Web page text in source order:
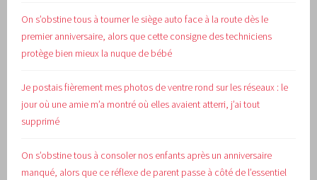
On s’obstine tous à tourner le siège auto face à la route dès le
premier anniversaire, alors que cette consigne des techniciens
protège bien mieux la nuque de bébé
Je postais fièrement mes photos de ventre rond sur les réseaux : le
jour où une amie m’a montré où elles avaient atterri, j’ai tout
supprimé
On s’obstine tous à consoler nos enfants après un anniversaire
manqué, alors que ce réflexe de parent passe à côté de l’essentiel